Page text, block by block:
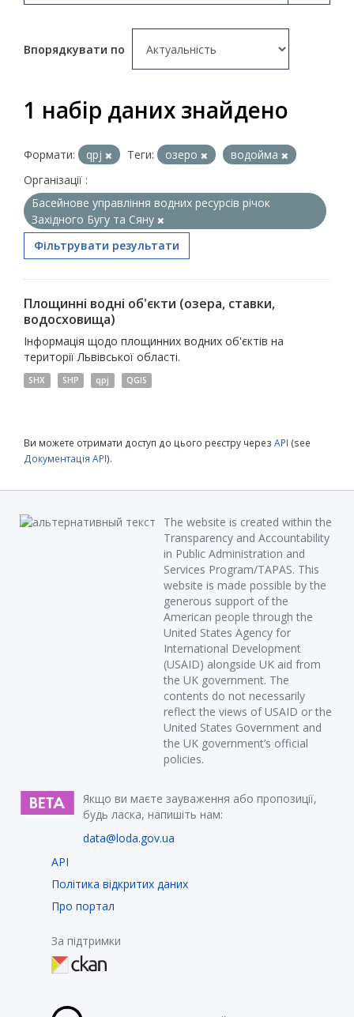
Впорядкувати по
1 набір даних знайдено
Формати: qpj Теги: озеро
водойма
Організації :
Басейнове управління водних ресурсів річок
Західного Бугу та Сяну
Фільтрувати результати
Площинні водні об'єкти (озера, ставки,
водосховища)
Інформація щодо площинних водних об'єктів на
території Львівської області.
SHX SHP qpj QGIS
Ви можете отримати доступ до цього реєстру через API (see
Документація API).
The website is created within the
Transparency and Accountability
in Public Administration and
Services Program/TAPAS. This
website is made possible by the
generous support of the
American people through the
United States Agency for
International Development
(USAID) alongside UK aid from
the UK government. The
contents do not necessarily
reflect the views of USAID or the
United States Government and
the UK government’s official
policies.
Якщо ви маєте зауваження або пропозиції,
будь ласка, напишіть нам:
data@loda.gov.ua
API
Політика відкритих даних
Про портал
За підтримки